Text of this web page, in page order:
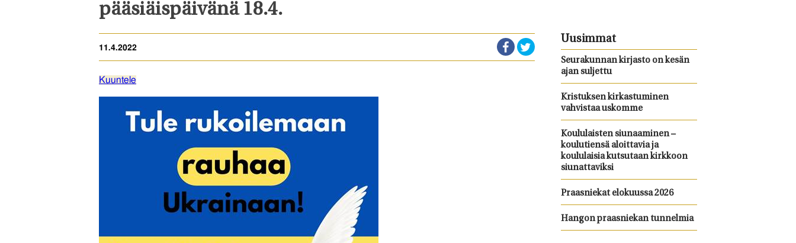
pääsiäispäivänä 18.4.
11.4.2022
Kuuntele
Uusimmat
Seurakunnan kirjasto on kesän
ajan suljettu
Kristuksen kirkastuminen
vahvistaa uskomme
Koululaisten siunaaminen –
koulutiensä aloittavia ja
koululaisia kutsutaan kirkkoon
siunattaviksi
Praasniekat elokuussa 2026
Hangon praasniekan tunnelmia